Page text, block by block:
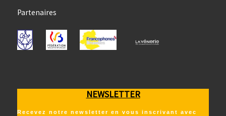
Partenaires
NEWSLETTER
Recevez notre newsletter en vous inscrivant avec